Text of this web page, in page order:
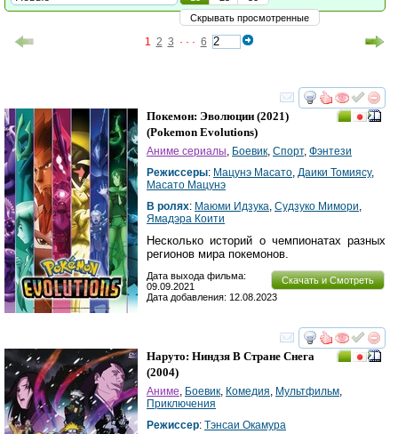
Скрывать просмотренные
1 2 3 · · · 6
смотреть
Покемон: Эволюции (2021)
(Pokemon Evolutions)
Аниме сериалы Боевик Спорт, Фэнтези
Режиссеры: Мацунэ Масато Даики Томиясу,
Масато Мацунэ
В ролях: Маюми Идзука Судзуко Мимори
Ямадэра Коити
Несколько историй о чемпионатах разных
регионов мира покемонов.
Скачать и Смотреть
Дата выхода фильма:
09.09.2021
Дата добавления: 12.08.2023
смотреть
Наруто: Ниндзя В Стране Снега
(2004)
Аниме Боевик Комедия Мультфильм
Приключения
Режиссер: Тэнсаи Окамура